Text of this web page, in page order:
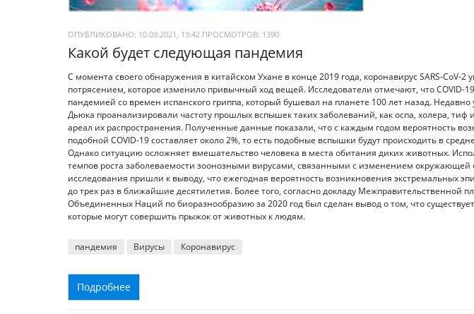
ОПУБЛИКОВАНО: 10.09.2021, 13:42 ПРОСМОТРОВ: 1390
Какой будет следующая пандемия
С момента своего обнаружения в китайском Ухане в конце 2019 года, коронавирус SARS-CoV-
потрясением, которое изменило привычный ход вещей. Исследователи отмечают, что COVID-
пандемией со времен испанского гриппа, который бушевал на планете 100 лет назад.
Дьюка проанализировали частоту прошлых вспышек таких заболеваний, как оспа, холера, тиф
ареал их распространения. Полученные данные показали, что с каждым годом вероятность
подобной COVID-19 составляет около 2%, то есть подобные вспышки будут происходить в
Однако ситуацию осложняет вмешательство человека в места обитания диких животных.
темпов роста заболеваемости зоонозными вирусами, связанными с изменением окружающей
исследования пришли к выводу, что ежегодная вероятность возникновения экстремальных
до трех раз в ближайшие десятилетия. Более того, согласно докладу Межправительственной
Объединенных Наций по биоразнообразию за 2020 год был сделан вывод о том, что
которые могут совершить прыжок от животных к людям.
пандемия Вирусы Коронавирус
Подробнее